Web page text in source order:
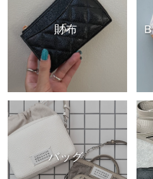
財布
バッグ